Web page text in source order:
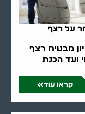
על רצף
מבטיח רצף
ועד הכנת
קראו עוד